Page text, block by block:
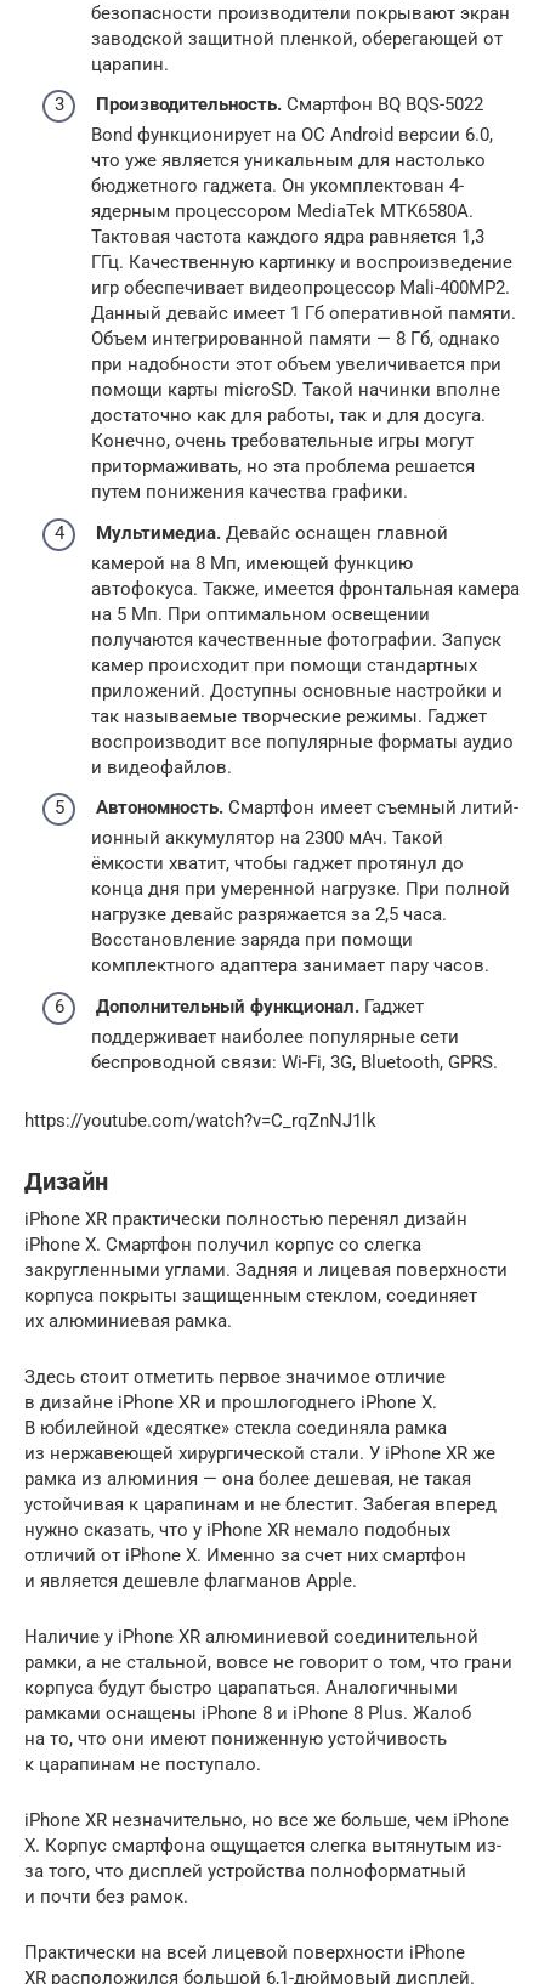
безопасности производители покрывают экран
заводской защитной пленкой, оберегающей от
царапин.
Производительность. Смартфон BQ BQS-5022
Bond функционирует на ОС Android версии 6.0,
что уже является уникальным для настолько
бюджетного гаджета. Он укомплектован 4-
ядерным процессором MediaTek MTK6580A.
Тактовая частота каждого ядра равняется 1,3
ГГц. Качественную картинку и воспроизведение
игр обеспечивает видеопроцессор Mali-400MP2.
Данный девайс имеет 1 Гб оперативной памяти.
Объем интегрированной памяти — 8 Гб, однако
при надобности этот объем увеличивается при
помощи карты microSD. Такой начинки вполне
достаточно как для работы, так и для досуга.
Конечно, очень требовательные игры могут
притормаживать, но эта проблема решается
путем понижения качества графики.
Мультимедиа. Девайс оснащен главной
камерой на 8 Мп, имеющей функцию
автофокуса. Также, имеется фронтальная камера
на 5 Мп. При оптимальном освещении
получаются качественные фотографии. Запуск
камер происходит при помощи стандартных
приложений. Доступны основные настройки и
так называемые творческие режимы. Гаджет
воспроизводит все популярные форматы аудио
и видеофайлов.
Автономность. Смартфон имеет съемный литий-
ионный аккумулятор на 2300 мАч. Такой
ёмкости хватит, чтобы гаджет протянул до
конца дня при умеренной нагрузке. При полной
нагрузке девайс разряжается за 2,5 часа.
Восстановление заряда при помощи
комплектного адаптера занимает пару часов.
Дополнительный функционал. Гаджет
поддерживает наиболее популярные сети
беспроводной связи: Wi-Fi, 3G, Bluetooth, GPRS.
https://youtube.com/watch?v=C_rqZnNJ1lk
Дизайн
iPhone XR практически полностью перенял дизайн
iPhone X. Смартфон получил корпус со слегка
закругленными углами. Задняя и лицевая поверхности
корпуса покрыты защищенным стеклом, соединяет
их алюминиевая рамка.
Здесь стоит отметить первое значимое отличие
в дизайне iPhone XR и прошлогоднего iPhone X.
В юбилейной «десятке» стекла соединяла рамка
из нержавеющей хирургической стали. У iPhone XR же
рамка из алюминия — она более дешевая, не такая
устойчивая к царапинам и не блестит. Забегая вперед
нужно сказать, что у iPhone XR немало подобных
отличий от iPhone X. Именно за счет них смартфон
и является дешевле флагманов Apple.
Наличие у iPhone XR алюминиевой соединительной
рамки, а не стальной, вовсе не говорит о том, что грани
корпуса будут быстро царапаться. Аналогичными
рамками оснащены iPhone 8 и iPhone 8 Plus. Жалоб
на то, что они имеют пониженную устойчивость
к царапинам не поступало.
iPhone XR незначительно, но все же больше, чем iPhone
X. Корпус смартфона ощущается слегка вытянутым из-
за того, что дисплей устройства полноформатный
и почти без рамок.
Практически на всей лицевой поверхности iPhone
XR расположился большой 6,1-дюймовый дисплей.